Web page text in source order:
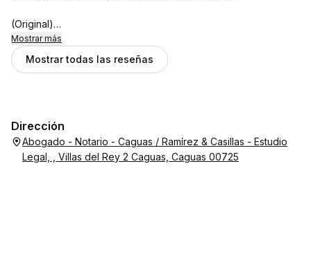
(Original)
Gracias por la orientacion
Mostrar más
Mostrar todas las reseñas
Dirección
Abogado - Notario - Caguas / Ramírez & Casillas - Estudio
Legal, , Villas del Rey 2 Caguas, Caguas 00725